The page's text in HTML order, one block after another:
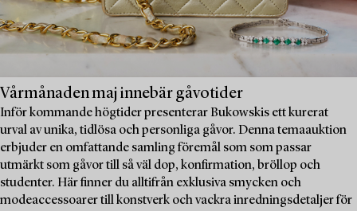
Vårmånaden maj innebär gåvotider
Inför kommande högtider presenterar Bukowskis ett kurerat
urval av unika, tidlösa och personliga gåvor. Denna temaauktion
erbjuder en omfattande samling föremål som som passar
utmärkt som gåvor till så väl dop, konfirmation, bröllop och
studenter. Här finner du alltifrån exklusiva smycken och
modeaccessoarer till konstverk och vackra inredningsdetaljer för